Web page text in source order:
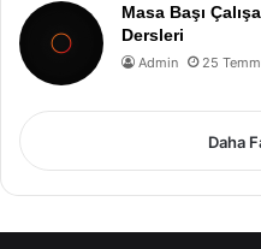
Masa Başı
Dersleri
Admin 25
Daha